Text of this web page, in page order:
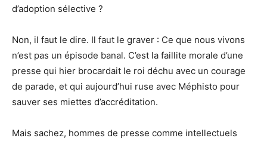
d’adoption sélective ?
Non, il faut le dire. Il faut le graver : Ce que nous vivons
n’est pas un épisode banal. C’est la faillite morale d’une
presse qui hier brocardait le roi déchu avec un courage
de parade, et qui aujourd’hui ruse avec Méphisto pour
sauver ses miettes d’accréditation.
Mais sachez, hommes de presse comme intellectuels